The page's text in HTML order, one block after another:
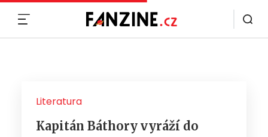
Literatura
Kapitán Báthory vyráží do